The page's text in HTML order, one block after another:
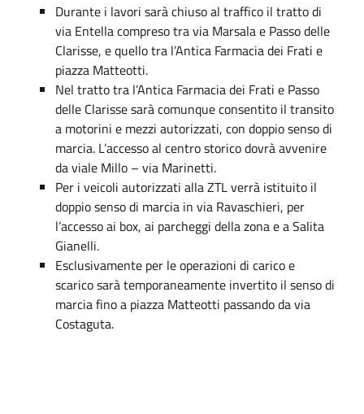
Durante i lavori sarà chiuso al traffico il tratto di
via Entella compreso tra via Marsala e Passo delle
Clarisse, e quello tra l’Antica Farmacia dei Frati e
piazza Matteotti.
Nel tratto tra l’Antica Farmacia dei Frati e Passo
delle Clarisse sarà comunque consentito il transito
a motorini e mezzi autorizzati, con doppio senso di
marcia. L’accesso al centro storico dovrà avvenire
da viale Millo – via Marinetti.
Per i veicoli autorizzati alla ZTL verrà istituito il
doppio senso di marcia in via Ravaschieri, per
l’accesso ai box, ai parcheggi della zona e a Salita
Gianelli.
Esclusivamente per le operazioni di carico e
scarico sarà temporaneamente invertito il senso di
marcia fino a piazza Matteotti passando da via
Costaguta.